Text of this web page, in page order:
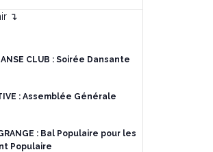
↴
CLUB : Soirée Dansante
: Assemblée Générale
: Bal Populaire pour les
Populaire